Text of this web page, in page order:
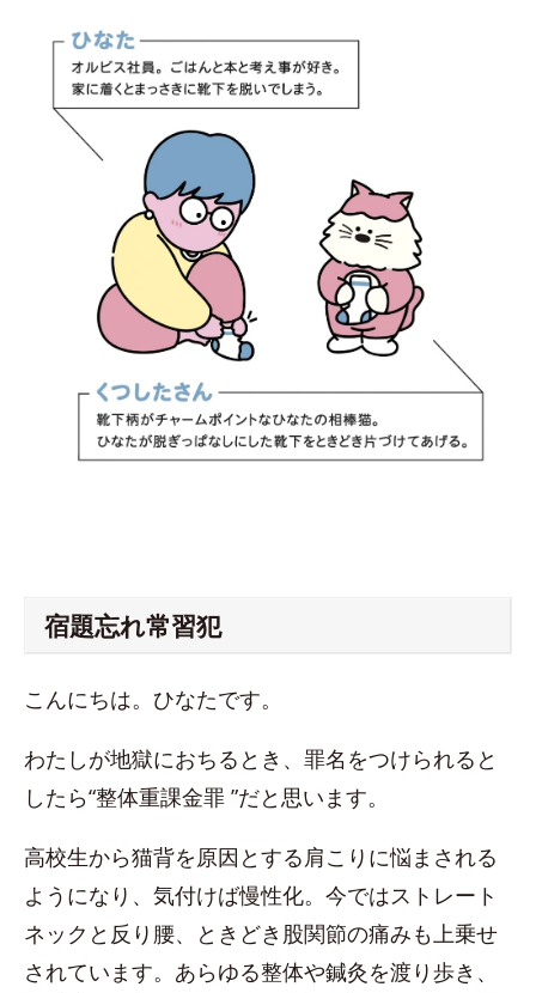
宿題忘れ常習犯
こんにちは。ひなたです。
わたしが地獄におちるとき、罪名をつけられると
したら“整体重課金罪 ”だと思います。
高校生から猫背を原因とする肩こりに悩まされる
ようになり、気付けば慢性化。今ではストレート
ネックと反り腰、ときどき股関節の痛みも上乗せ
されています。あらゆる整体や鍼灸を渡り歩き、